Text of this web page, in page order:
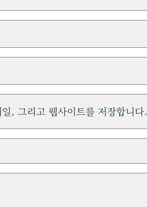
, 그리고 웹사이트를 저장합니다.